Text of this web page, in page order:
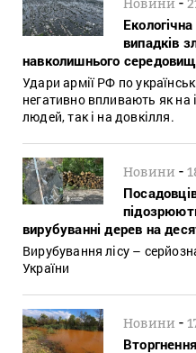
випадків
навколишнього
Удари армії РФ по
негативно впливають як на
людей, так і на довкілля.
Новини -
вирубуванні дерев на
Вирубування лісу –
України
Новини -